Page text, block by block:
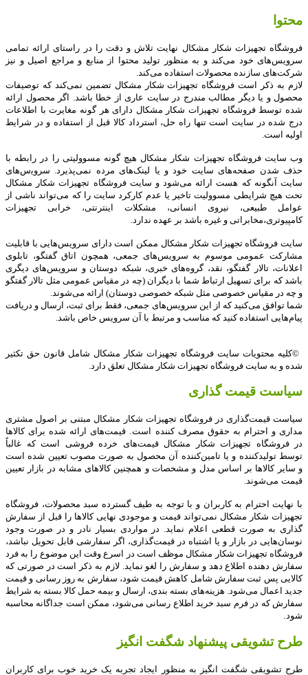
محتوا
فروشگاه تجهیزات شکار مشکال نهایت تلاش و دقت را در راستای ارائه تمامی
سرویس‌‏های خود می‏‌کند و به منظور تولید محتوا از منابع و مراجع اصیل و نیز
شرکت‏‌های سازنده محصولات استفاده می‏‌کند.
لازم به ذکر است فروشگاه تجهیزات شکار مشکال تضمین نمی‏‌کند که توصیفات
محصول و یا دیگر مطالب مندرج در سایت عاری از خطا باشد. اگر محصول ارائه
شده توسط فروشگاه تجهیزات شکار مشکال دارای هر گونه مغایرت با اطلاعات
درج شده در سایت است تنها راه حل، استرداد کالا قبل از استفاده و در شرایط
اولیه است
وب ‏‌سایت فروشگاه تجهیزات شکار مشکال هیچ گونه مسوولیتی را در رابطه با
حذف شدن صفحه‏‌های سایت خود و یا لینک‏‌های مرده نمی‌‏پذیرد. سروﻳس‌‏های
سایت آن‏گونه که هست ارائه می‏‌شود و سایت فروشگاه تجهیزات شکار مشکال
تحت هیچ شرایطی مسوولیت تاخیر یا عدم کارکرد سایت را که می‌تواند ناشى از
عوامل طبیعى، نیروى انسانی، مشکلات اینترنتى، خرابی تجهیزات
کامپیوترى،مخابراتى و غیره باشد بر عهده ندارد
سایت فروشگاه تجهیزات شکار مشکال ممکن است دارای سرویس‌‏هایی با قابلیت
مشارکت عمومی موسوم به سرویس‌‏های جمعی، همچون اتاق گفتگو، تابلوی
اعلانات، تالار گفتگو، نقد، گروه‌‏های خبری، شبکه دوستان و سرویس‏‌های دیگری
باشد که برای تسهیل ارتباط شما با دیگران (چه در مقیاس عمومی مثل تالار گفتگو
و چه در مقیاس خصوصی مثل شبکه خصوصی دوستان) ارائه می‏‌شوند.
شما توافق می‏‌کنید که از این سرویس‏‌های جمعی، فقط برای ثبت، ارسال و دریافت
پیام‏‌هایی استفاده کنید که مناسب و مرتبط با آن سرویس خاص باشد
©کلیه محتویات سایت فروشگاه تجهیزات شکار مشکال شامل قانون حق تکثیر
شده و به سایت فروشگاه تجهیزات شکار مشکال تعلق دارد
سیاست قیمت گذاری
سیاست قیمت‌‏گذاری در فروشگاه تجهیزات شکار مشکال مبتنی بر اصول مشتری
مداری و احترام به حقوق مصرف کننده است. قیمت‏‌های ارائه شده برای کالاها
در فروشگاه تجهیزات شکار مشکال قیمت‏‌های خرده فروشی است که غالباً
توسط تولید‏کننده و یا تامین‏‌کننده آن محصول به صورت مصوب تعیین شده است
و سایر کالاها بر اساس مدل و مشخصات و همچنین کالاهای مشابه در بازار تعیین
قیمت می‌‏شوند.
با نهایت احترام به کاربران و با توجه به طیف گسترده سبد محصولات، فروشگاه
تجهیزات شکار مشکال نمی‌تواند قیمت و موجودی نهایی کالاها را قبل از سفارش
گذاری به صورت قطعی اعلام نماید. در مواردی بسیار نادر و در صورت وجود
نوسان‌‏هایی در بازار و یا اشتباه در قیمت‌‏گذاری، اگر سفارشی قابل تحویل نباشد،
فروشگاه تجهیزات شکار مشکال موظف است در اسرع وقت این موضوع را به فرد
سفارش‌ ‏دهنده اطلاع دهد و سفارش را لغو نماید. لازم به ذکر است در صورتی که
کالایی پس ثبت سفارش شامل کاهش قیمت شود، سفارش به روز رسانی و قیمت
جدید اعمال می‏‌شود. هزینه‏‌های بسته بندی، ارسال و بیمه حمل کالا بسته به شرایط
سفارش که در فرم سبد خرید اطلاع‌ ‏رسانی می‌‏شود، ممکن است جداگانه محاسبه
شود.
طرح تشویقی پیشنهاد شگفت انگیز
طرح تشویقی شگفت انگیز به منظور ایجاد تجربه یک خرید خوب برای کاربران